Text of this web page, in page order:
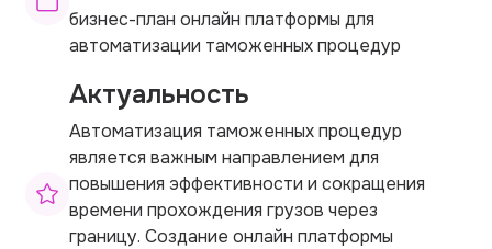
бизнес-план онлайн платформы для
автоматизации таможенных процедур
Актуальность
Автоматизация таможенных процедур
является важным направлением для
повышения эффективности и сокращения
времени прохождения грузов через
границу. Создание онлайн платформы